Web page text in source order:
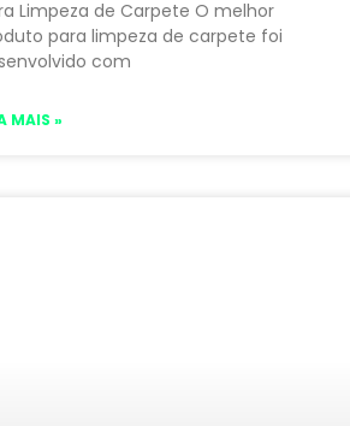
Limpeza de Carpete O melhor
para limpeza de carpete foi
com
MAIS »